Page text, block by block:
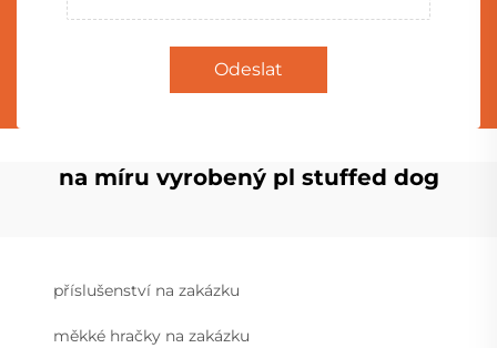
Odeslat
na míru vyrobený pl stuffed dog
příslušenství na zakázku
měkké hračky na zakázku